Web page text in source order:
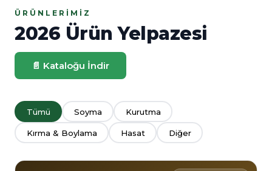
ÜRÜNLERIMIZ
2026 Ürün Yelpazesi
📄 Kataloğu İndir
Tümü Soyma Kurutma
Kırma & Boylama Hasat Diğer